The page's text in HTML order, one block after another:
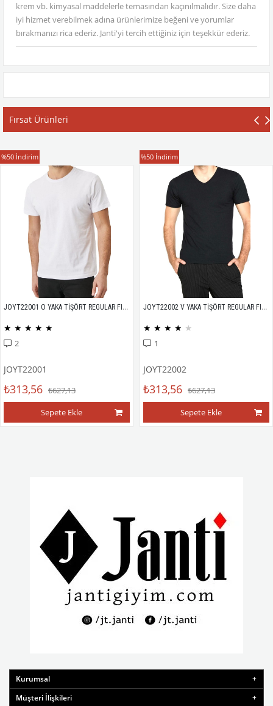
krem vb. kimyasal maddelerle temasından kaçınılmalıdır. Size daha
iyi hizmet verebilmek adına ürünlerimize beğeni ve yorumlar
bırakmanızı rica ederiz. Janti'yi tercih ettiğiniz için teşekkür ederiz.
Fırsat Ürünleri
T-Shirt
JOYT22001 O YAKA TİŞÖRT REGULAR FIT %100 PAMUK COMPACK PENYE
★ ★ ★ ★ ★
2
JOYT22001
₺313,56 ₺627,13
Sepete Ekle
%50 İndirim T-Shirt
JOYT22002 V YAKA TİŞÖRT REGULAR FIT %100 PAMUK COMPACK PENYE
★ ★ ★ ★ ★
1
JOYT22002
₺313,56 ₺627,13
Sepete Ekle
%50 İndirim
Kurumsal
Müşteri İlişkileri